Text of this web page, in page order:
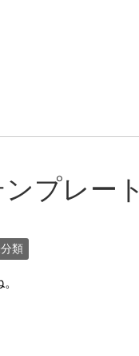
プレート
類